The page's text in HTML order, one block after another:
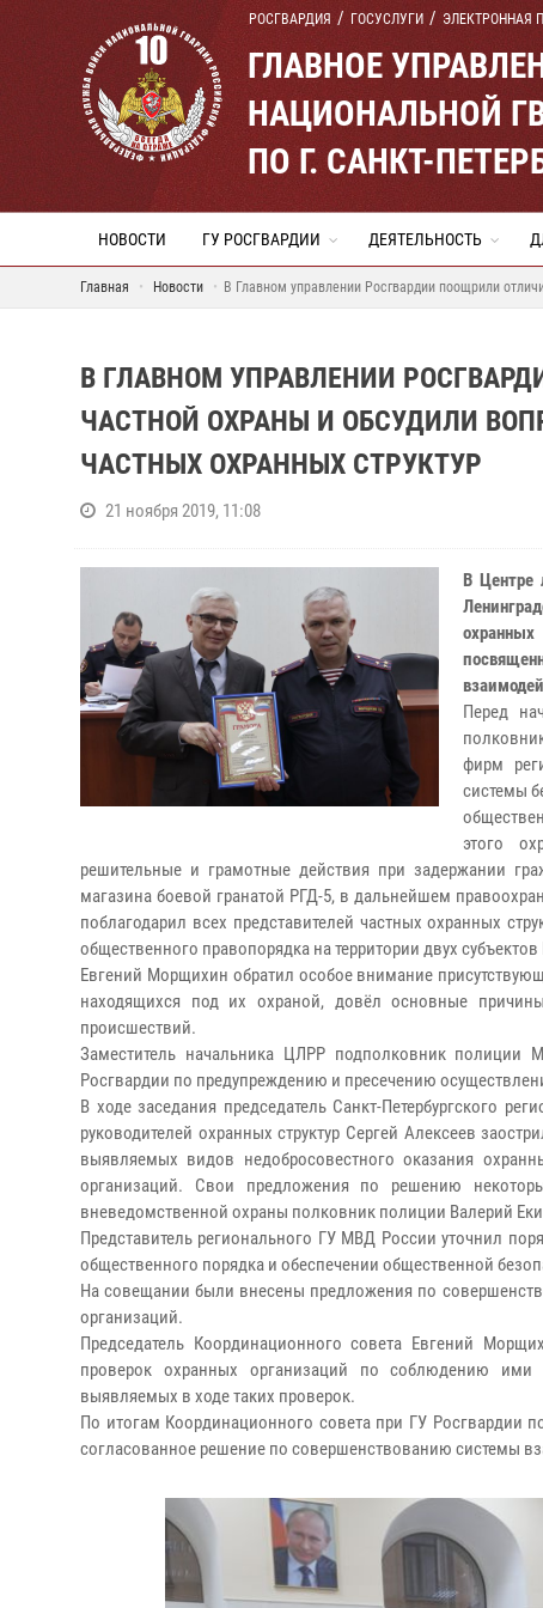
РОСГВАРДИЯ ГОСУСЛУГИ ЭЛЕКТРОННАЯ
ГЛАВНОЕ
НАЦИОНАЛЬНОЙ
ПО Г. САНКТ-
НОВОСТИ ГУ РОСГВАРДИИ ДЕЯТЕЛЬНОСТЬ
Главная Новости В Главном управлении Росгвардии поощрили
В ГЛАВНОМ УПРАВЛЕНИИ
ЧАСТНОЙ ОХРАНЫ И ОБСУДИЛИ
ЧАСТНЫХ ОХРАННЫХ СТРУКТУР
21 ноября 2019, 11:08
В Центре
Перед
фирм
системы
этого
решительные и грамотные действия при задержании
магазина боевой гранатой РГД-5, в дальнейшем
поблагодарил всех представителей частных охранных
общественного правопорядка на территории двух
Евгений Морщихин обратил особое внимание
находящихся под их охраной, довёл основные
происшествий.
Заместитель начальника ЦЛРР подполковник
Росгвардии по предупреждению и пресечению
В ходе заседания председатель Санкт-Петербургского
руководителей охранных структур Сергей Алексеев
выявляемых видов недобросовестного оказания
организаций. Свои предложения по решению
вневедомственной охраны полковник полиции Валерий
Представитель регионального ГУ МВД России уточнил
общественного порядка и обеспечении общественной
На совещании были внесены предложения по
организаций.
Председатель Координационного совета Евгений
проверок охранных организаций по соблюдению ими
выявляемых в ходе таких проверок.
По итогам Координационного совета при ГУ Росгвардии
согласованное решение по совершенствованию системы